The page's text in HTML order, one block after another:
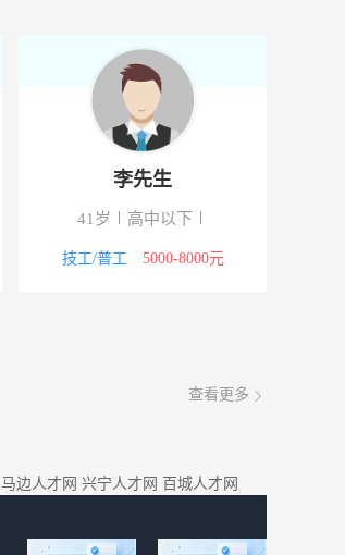
罗先生
50岁 高中
技工/普工 4000-5000元
查看更多
马边人才网 兴宁人才网 百城人才网